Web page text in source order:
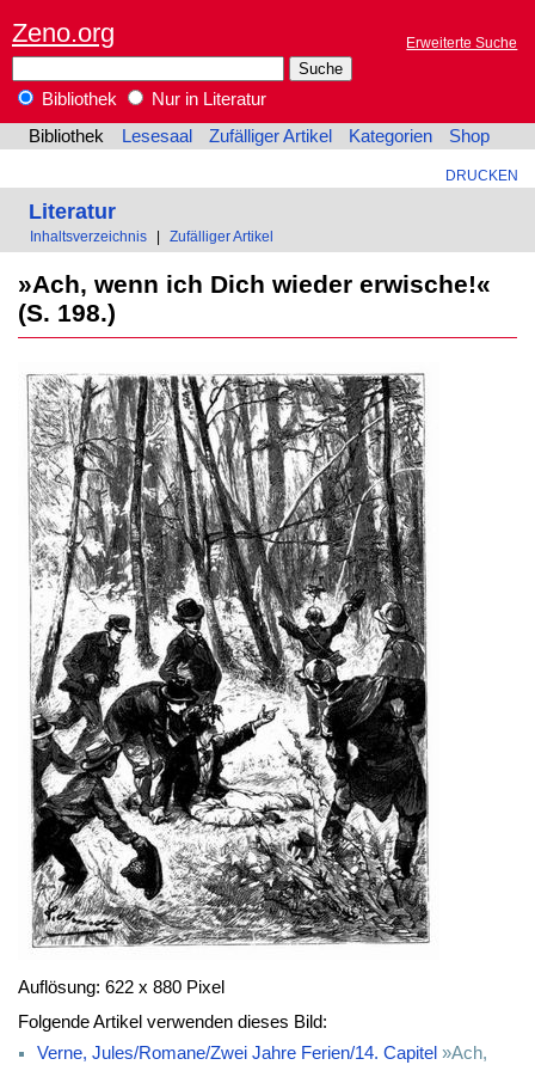
Zeno.org Erweiterte Suche
Bibliothek
Nur in Literatur
Bibliothek
Lesesaal Zufälliger Artikel Kategorien Shop
DRUCKEN
Literatur
Inhaltsverzeichnis Zufälliger Artikel
»Ach, wenn ich Dich wieder erwische!«
(S. 198.)
Auflösung: 622 x 880 Pixel
Folgende Artikel verwenden dieses Bild:
Verne, Jules/Romane/Zwei Jahre Ferien/14. Capitel »Ach,